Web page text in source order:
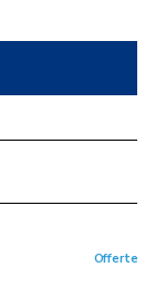
Offerte